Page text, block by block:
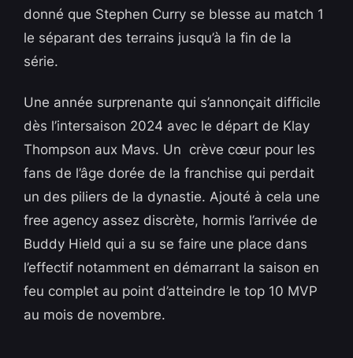
donné que Stephen Curry se blesse au match 1
le séparant des terrains jusqu’à la fin de la
série.
Une année surprenante qui s’annonçait difficile
dès l’intersaison 2024 avec le départ de Klay
Thompson aux Mavs. Un crève cœur pour les
fans de l’âge dorée de la franchise qui perdait
un des piliers de la dynastie. Ajouté à cela une
free agency assez discrète, hormis l’arrivée de
Buddy Hield qui a su se faire une place dans
l’effectif notamment en démarrant la saison en
feu complet au point d’atteindre le top 10 MVP
au mois de novembre.